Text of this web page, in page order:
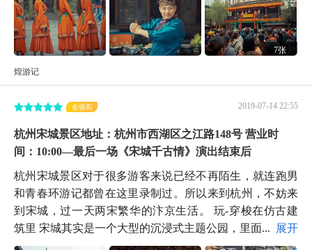
7张
煌游记
2019-07-14 22:55
金骆驼
杭州宋城景区地址：杭州市西湖区之江路148号 营业时
间：10:00—最后一场《宋城千古情》演出结束后
杭州宋城景区对于很多游客来说已经不再陌生，就连跑男
和青春环游记都曾在这里录制过。所以来到杭州，不妨来
到宋城，过一天两宋繁华的汴京生活。 玩-穿梭在仿古建
筑里 宋城其实是一个大型的沉浸式主题公园，里面...
展开